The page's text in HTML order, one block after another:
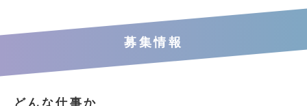
募集情報
どんな仕事か